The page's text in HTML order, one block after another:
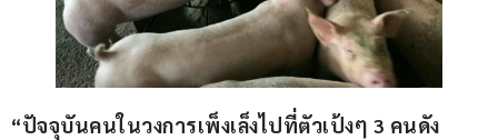
“ปัจจุบันคนในวงการเพ็งเล็งไปที่ตัวเป้งๆ 3 คนดัง